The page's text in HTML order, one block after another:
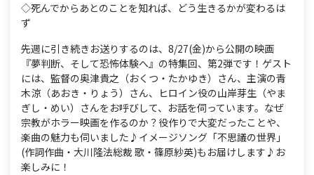
◇死んでからあとのことを知れば、どう生きるかが変わるは
ず
先週に引き続きお送りするのは、8/27(金)から公開の映画
『夢判断、そして恐怖体験へ』の特集回、第2弾です！ゲスト
には、監督の奥津貴之（おくつ・たかゆき）さん、主演の青
木涼（あおき・りょう）さん、ヒロイン役の山岸芽生（やま
ぎし・めい）さんをお呼びして、お話を伺っています。なぜ
宗教がホラー映画を作るのか？役作りで大変だったことや、
楽曲の魅力も伺いました♪イメージソング「不思議の世界」
(作詞作曲・大川隆法総裁 歌・篠原紗英)もお届けします♪お
楽しみに！